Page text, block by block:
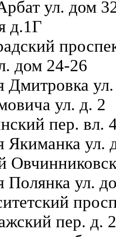
ул. дом
д.1Г
дом 24-26
Дмитровка
ул. д. 2
пер. вл.
Якиманка ул.
Полянка ул.
пер. д. 2